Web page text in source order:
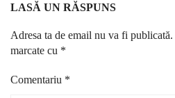
LASĂ UN RĂSPUNS
Adresa ta de email nu va fi publicată.
marcate cu *
Comentariu *